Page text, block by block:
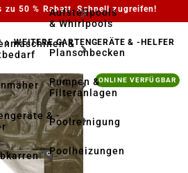
&
& -
Aufstellpools
& Whirlpools
Planschbecken
Pumpen &
Filteranlagen
Poolreinigung
Poolheizungen
zu 50 % Rabatt. Schnell zugreifen!
WEITERE GARTENGERÄTE & -HELFER
ONLINE VERFÜGBAR